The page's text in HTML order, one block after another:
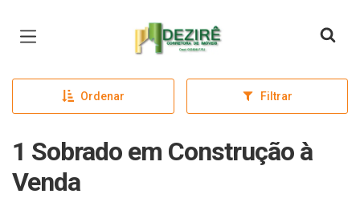
Página inicial
Ordenar Filtrar
1 Sobrado em Construção à
Venda